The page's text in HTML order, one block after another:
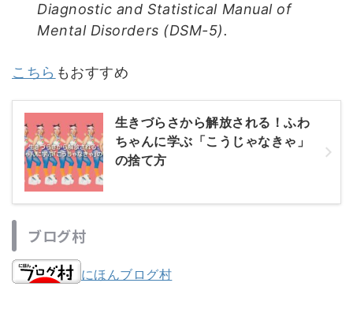
Diagnostic and Statistical Manual of
Mental Disorders (DSM-5).
こちら もおすすめ
生きづらさから解放される！ふわ
ちゃんに学ぶ「こうじゃなきゃ」
の捨て方
ブログ村
にほんブログ村